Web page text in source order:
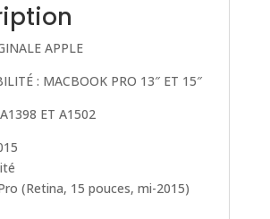
APPLE
: MACBOOK PRO 13″ ET 15″
ET A1502
(Retina, 15 pouces, mi-2015)